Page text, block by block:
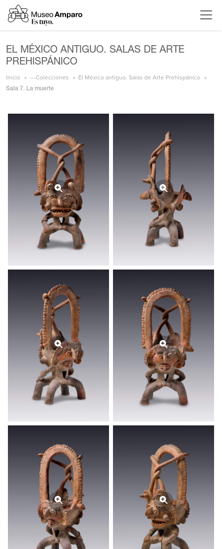
EL MÉXICO ANTIGUO. SALAS DE ARTE
PREHISPÁNICO
Inicio ---Colecciones El México antiguo. Salas de Arte Prehispánico
Sala 7. La muerte